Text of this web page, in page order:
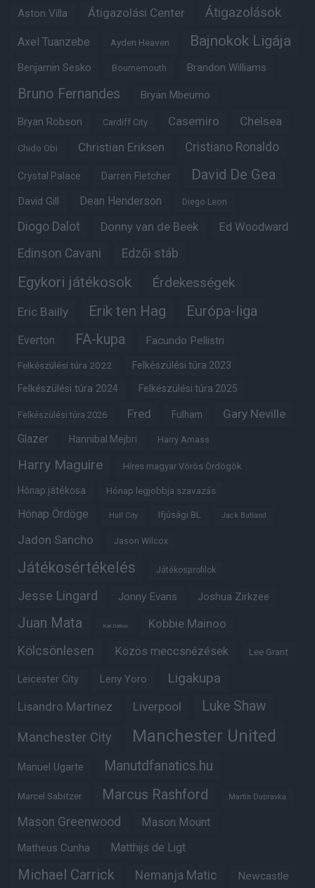
Aston Villa Átigazolási Center Átigazolások
Axel Tuanzebe Ayden Heaven Bajnokok Ligája
Benjamin Sesko Bournemouth Brandon Williams
Bruno Fernandes Bryan Mbeumo
Bryan Robson Cardiff City Casemiro Chelsea
Chido Obi Christian Eriksen Cristiano Ronaldo
Crystal Palace Darren Fletcher David De Gea
David Gill Dean Henderson Diego Leon
Diogo Dalot Donny van de Beek Ed Woodward
Edinson Cavani Edzői stáb
Egykori játékosok Érdekességek
Eric Bailly Erik ten Hag Európa-liga
Everton FA-kupa Facundo Pellistri
Felkészülési túra 2022 Felkészülési túra 2023
Felkészülési túra 2024 Felkészülési túra 2025
Felkészülési túra 2026 Fred Fulham Gary Neville
Glazer Hannibal Mejbri Harry Amass
Harry Maguire Híres magyar Vörös Ördögök
Hónap játékosa Hónap legjobbja szavazás
Hónap Ördöge Hull City Ifjúsági BL Jack Butland
Jadon Sancho Jason Wilcox
Játékosértékelés Játékosprofilok
Jesse Lingard Jonny Evans Joshua Zirkzee
Juan Mata Karl Darlow Kobbie Mainoo
Kölcsönlesen Közös meccsnézések Lee Grant
Leicester City Leny Yoro Ligakupa
Lisandro Martinez Liverpool Luke Shaw
Manchester City Manchester United
Manuel Ugarte Manutdfanatics.hu
Marcel Sabitzer Marcus Rashford Martin Dubravka
Mason Greenwood Mason Mount
Matheus Cunha Matthijs de Ligt
Michael Carrick Nemanja Matic Newcastle